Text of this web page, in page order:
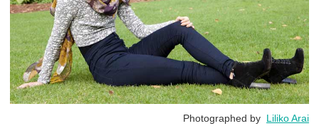
Photographed by Liliko Arai